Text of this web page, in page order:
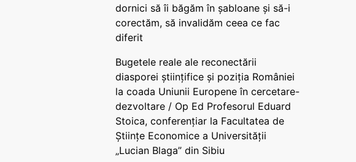
dornici să îi băgăm în șabloane și să-i
corectăm, să invalidăm ceea ce fac
diferit
Bugetele reale ale reconectării
diasporei științifice și poziția României
la coada Uniunii Europene în cercetare-
dezvoltare / Op Ed Profesorul Eduard
Stoica, conferențiar la Facultatea de
Științe Economice a Universității
„Lucian Blaga” din Sibiu